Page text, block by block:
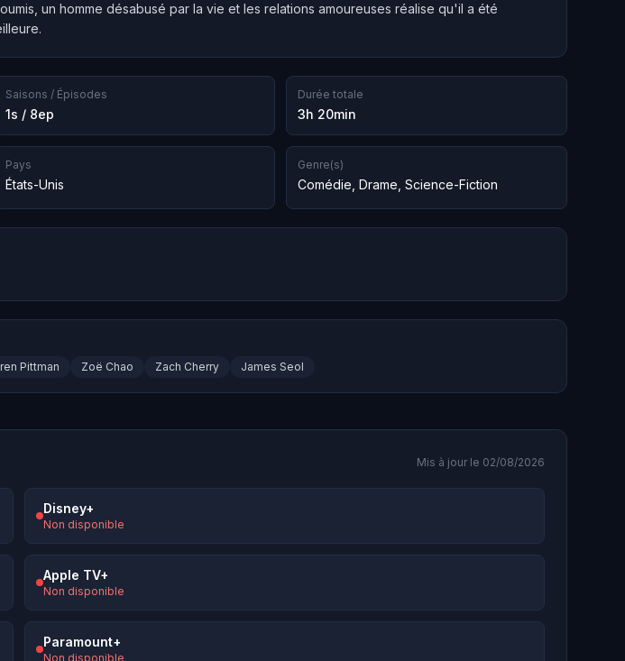
un homme désabusé par la vie et les relations amoureuses réalise qu'il a été
Saisons / Épisodes
1s / 8ep
Durée totale
3h 20min
Pays
États-Unis
Genre(s)
Comédie Drame Science-Fiction
Pittman Zoë Chao Zach Cherry James Seol
Mis à jour le 02/08/2026
Disney+
Non disponible
Apple TV+
Non disponible
Paramount+
Non disponible